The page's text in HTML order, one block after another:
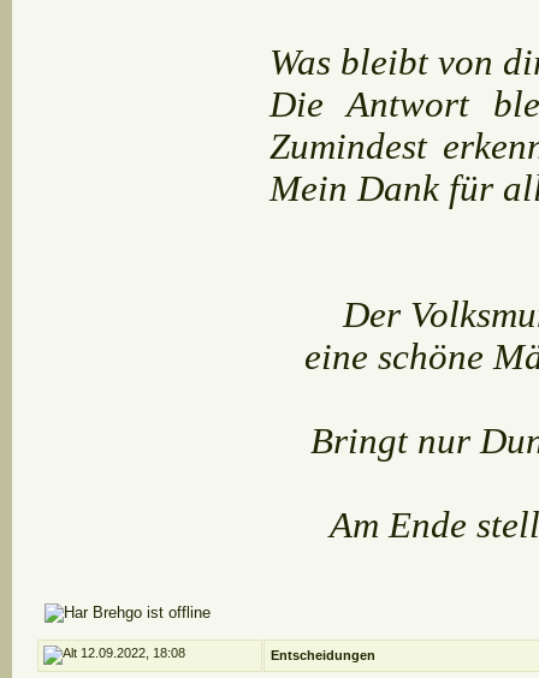
Was bleibt von
Die Antwort
Zumindest
Mein Dank für
Der
eine schöne
Bringt nur
Am Ende
12.09.2022, 18:08 Entscheidungen